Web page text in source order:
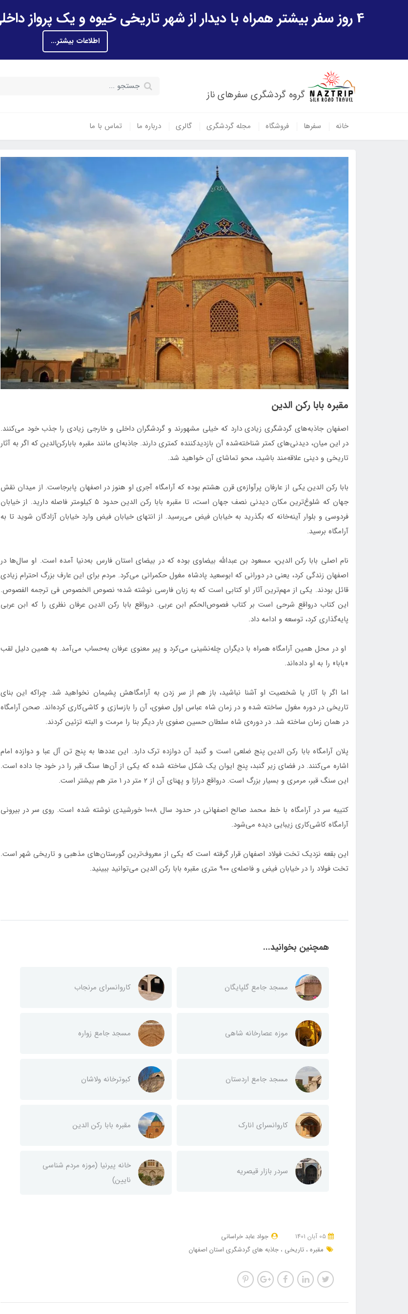
4 روز سفر بیشتر همراه با دیدار از شهر تاریخی خیوه و یک پرواز داخلی ازبکستان هدیه ویژه سفر شهریورماه
اطلاعات بیشتر...
گروه گردشگری سفرهای ناز
خانه سفرها فروشگاه مجله گردشگری گالری درباره ما تماس با ما
مقبره بابا رکن الدین
اصفهان جاذبه‌های گردشگری زیادی دارد که خیلی مشهورند و گردشگران داخلی و خارجی زیادی را جذب خود می‌کنند.
در این میان، دیدنی‌های کمتر شناخته‌شده آن بازدیدکننده کمتری دارند. جاذبه‌ای مانند مقبره بابارکن‌الدین که اگر به آثار
تاریخی و دینی علاقه‌مند باشید، محو تماشای آن خواهید شد.
بابا رکن الدین یکی از عارفان پرآوازه‌‌ی قرن هشتم بوده که آرامگاه آجری او هنوز در اصفهان پابرجاست. از میدان نقش
جهان که شلوغ‌ترین مکان دیدنی نصف جهان است، تا مقبره بابا رکن‌ الدین حدود ۵ کیلومتر فاصله دارید. از خیابان
فردوسی و بلوار آینه‌خانه که بگذرید به خیابان فیض می‌رسید. از انتهای خیابان فیض وارد خیابان آزادگان شوید تا به
آرامگاه برسید.
نام اصلی بابا رکن الدین، مسعود بن عبدالله بیضاوی بوده که در بیضای استان فارس به‌دنیا آمده است. او سال‌ها در
اصفهان زندگی کرد، یعنی در دورانی که ابوسعید پادشاه مغول حکمرانی می‌کرد. مردم برای این عارف بزرگ احترام زیادی
قائل بودند. یکی از مهم‌ترین آثار او کتابی است که به زبان فارسی نوشته شده؛ نصوص الخصوص فی ترجمه الفصوص.
این کتاب درواقع شرحی است بر کتاب فصوص‌الحکم ابن عربی. درواقع بابا رکن الدین عرفان نظری را که ابن عربی
پایه‌گذاری کرد، توسعه و ادامه داد.
او در محل همین آرامگاه همراه با دیگران چله‌نشینی می‌کرد و پیر معنوی عرفان به‌حساب می‌آمد. به همین دلیل لقب
«بابا» را به او داده‌اند.
اما اگر با آثار یا شخصیت او آشنا نباشید، باز هم از سر زدن به آرامگاهش پشیمان نخواهید شد. چراکه این بنای
تاریخی در دوره مغول ساخته شده و در زمان شاه عباس اول صفوی، آن را بازسازی و کاشی‌کاری کرده‌اند. صحن آرامگاه
در همان زمان ساخته شد. در دوره‌ی شاه سلطان حسین صفوی بار دیگر بنا را مرمت و البته تزئین کردند.
پلان آرامگاه بابا رکن الدین پنج ضلعی است و گنبد آن دوازده ترک دارد. این عددها به پنج تن آل عبا و دوازده امام
اشاره می‌کنند. در فضای زیر گنبد، پنج ایوان یک شکل ساخته شده که یکی از آن‌ها سنگ قبر را در خود جا داده است.
این سنگ قبر، مرمری و بسیار بزرگ است. درواقع درازا و پهنای آن از ۲ متر در ۱ متر هم بیشتر است.
کتیبه سر در آرامگاه با خط محمد صالح اصفهانی در حدود سال ۱۰۰۸ خورشیدی نوشته شده است. روی سر در بیرونی
آرامگاه کاشی‌کاری زیبایی دیده می‌شود.
این بقعه نزدیک تخت فولاد اصفهان قرار گرفته است که یکی از معروف‌ترین گورستان‌های مذهبی و تاریخی شهر است.
تخت فولاد را در خیابان فیض و فاصله‌ی ۹۰۰ متری مقبره بابا رکن الدین می‌توانید ببینید.
همچنین بخوانید...
مسجد جامع گلپایگان کاروانسرای مرنجاب
موزه عصارخانه شاهی مسجد جامع زواره
مسجد جامع اردستان کبوترخانه ولاشان
کاروانسرای انارک مقبره بابا رکن الدین
سردر بازار قیصریه
خانه پیرنیا (موزه مردم شناسی
نایین)
جواد عابد خراسانی
مقبره تاریخی جاذبه های گردشگری استان اصفهان